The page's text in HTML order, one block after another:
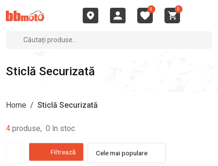
0 0
Sticlă Securizată
Home / Sticlă Securizată
4 produse, 0 în stoc
Filtrează Cele mai populare